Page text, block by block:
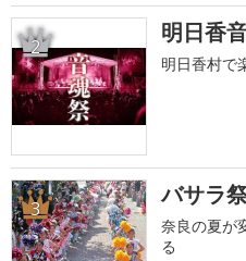
2 明日香
明日香村で
3 バサラ
奈良の夏が
る